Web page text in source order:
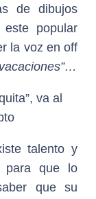
de dibujos
popular
la voz en off
va al
talento y
para que lo
que su